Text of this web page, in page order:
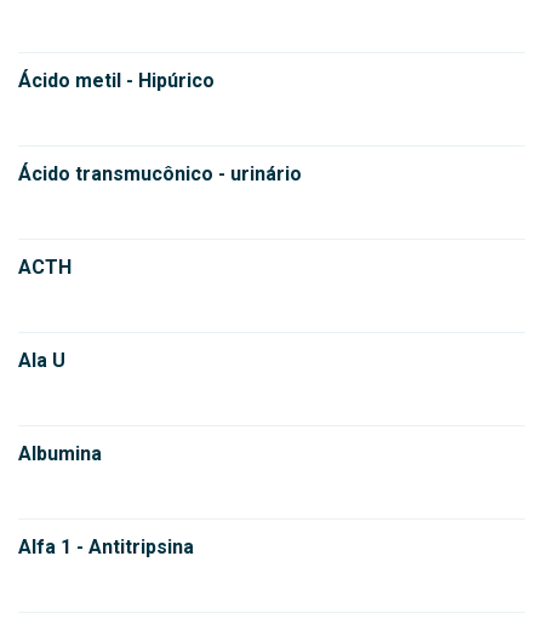
Ácido metil - Hipúrico
Ácido transmucônico - urinário
ACTH
Ala U
Albumina
Alfa 1 - Antitripsina